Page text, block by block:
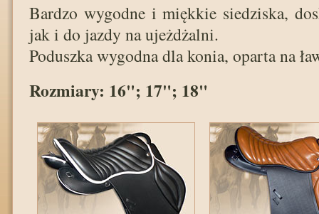
Bardzo wygodne i miękkie siedziska,
jak i do jazdy na ujeżdżalni.
Poduszka wygodna dla konia, oparta na
Rozmiary: 16"; 17"; 18"